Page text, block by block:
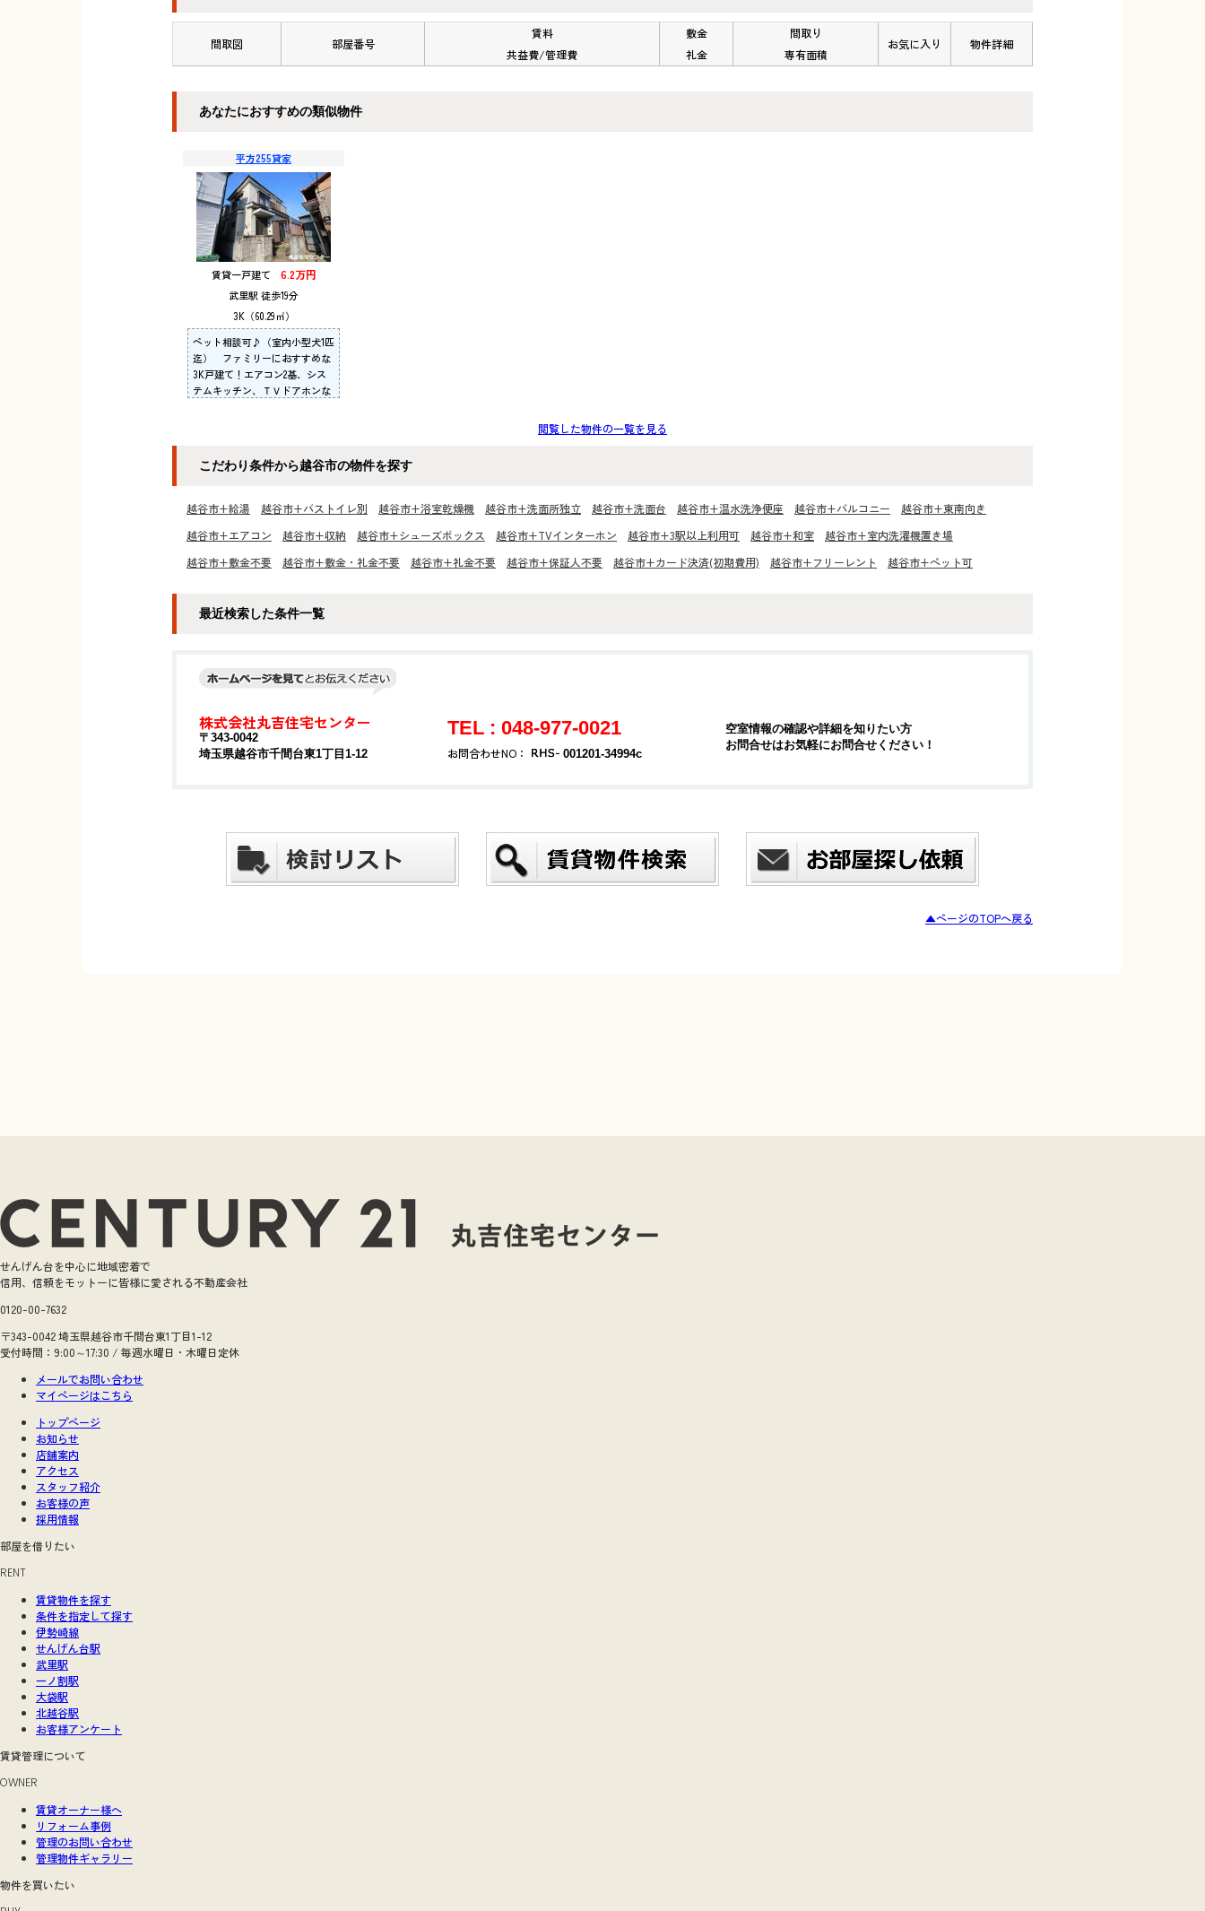
間取図 部屋番号
賃料
共益費/管理費
敷金
礼金
間取り
専有面積
お気に入り 物件詳細
あなたにおすすめの類似物件
平方255貸家
賃貸一戸建て 6.2万円
武里駅 徒歩19分
3K（60.29㎡）
ペット相談可♪（室内小型犬1匹
迄） ファミリーにおすすめな
3K戸建て！エアコン2基、シス
テムキッチン、ＴＶドアホンな
閲覧した物件の一覧を見る
こだわり条件から越谷市の物件を探す
越谷市+給湯 越谷市+バストイレ別 越谷市+浴室乾燥機 越谷市+洗面所独立 越谷市+洗面台 越谷市+温水洗浄便座 越谷市+バルコニー
越谷市+東南向き
越谷市+エアコン
越谷市+収納 越谷市+シューズボックス 越谷市+TVインターホン 越谷市+3駅以上利用可 越谷市+和室
越谷市+室内洗濯機置き場
越谷市+敷金不要
越谷市+敷金・礼金不要 越谷市+礼金不要 越谷市+保証人不要 越谷市+カード決済(初期費用) 越谷市+フリーレント 越谷市+ペット可
最近検索した条件一覧
株式会社丸吉住宅センター
〒343-0042
埼玉県越谷市千間台東1丁目1-12
TEL : 048-977-0021
お問合わせNO： 001201-34994c
空室情報の確認や詳細を知りたい方
お問合せはお気軽にお問合せください！
▲ページのTOPへ戻る
せんげん台を中心に地域密着で
信用、信頼をモットーに皆様に愛される不動産会社
0120-00-7632
〒343-0042 埼玉県越谷市千間台東1丁目1-12
受付時間：9:00～17:30 / 毎週水曜日・木曜日定休
メールでお問い合わせ
マイページはこちら
トップページ
お知らせ
店舗案内
アクセス
スタッフ紹介
お客様の声
採用情報
部屋を借りたい
RENT
賃貸物件を探す
条件を指定して探す
伊勢崎線
せんげん台駅
武里駅
一ノ割駅
大袋駅
北越谷駅
お客様アンケート
賃貸管理について
OWNER
賃貸オーナー様へ
リフォーム事例
管理のお問い合わせ
管理物件ギャラリー
物件を買いたい